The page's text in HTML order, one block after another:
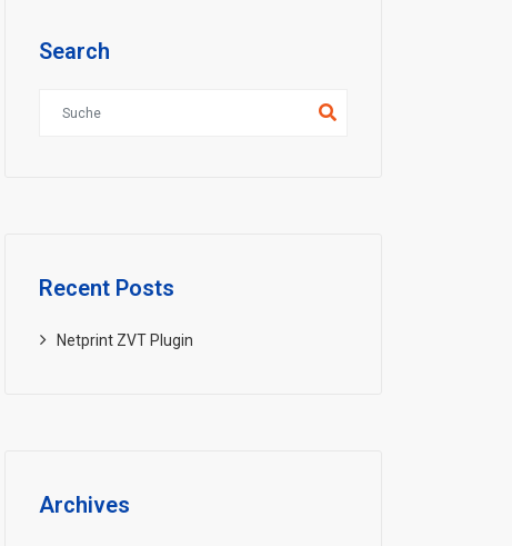
Search
Recent Posts
Netprint ZVT Plugin
Archives